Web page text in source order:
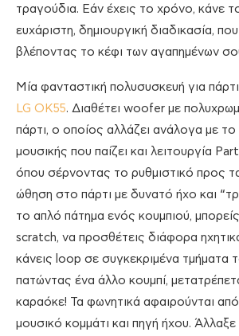
τραγούδια. Εάν έχεις το χρόνο, κάνε
ευχάριστη, δημιουργική διαδικασία,
βλέποντας το κέφι των αγαπημένων
Μία φανταστική πολυσυσκευή για πάρτι
LG OK55. Διαθέτει woofer με
πάρτι, ο οποίος αλλάζει ανάλογα με
μουσικής που παίζει και λειτουργία
όπου σέρνοντας το ρυθμιστικό προς
ώθηση στο πάρτι με δυνατό ήχο και
το απλό πάτημα ενός κουμπιού,
scratch, να προσθέτεις διάφορα
κάνεις loop σε συγκεκριμένα τμήματα
πατώντας ένα άλλο κουμπί,
καραόκε! Τα φωνητικά αφαιρούνται
μουσικό κομμάτι και πηγή ήχου. Άλλαξε